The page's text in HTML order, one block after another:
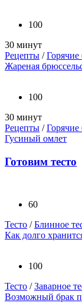
100
30 минут
Рецепты /Горячие
Жареная
100
30 минут
Рецепты /Горячие
Гусиный омлет
Готовим тесто
60
Тесто /Блинное
Как долго
100
Тесто /Заварное
Возможный брак